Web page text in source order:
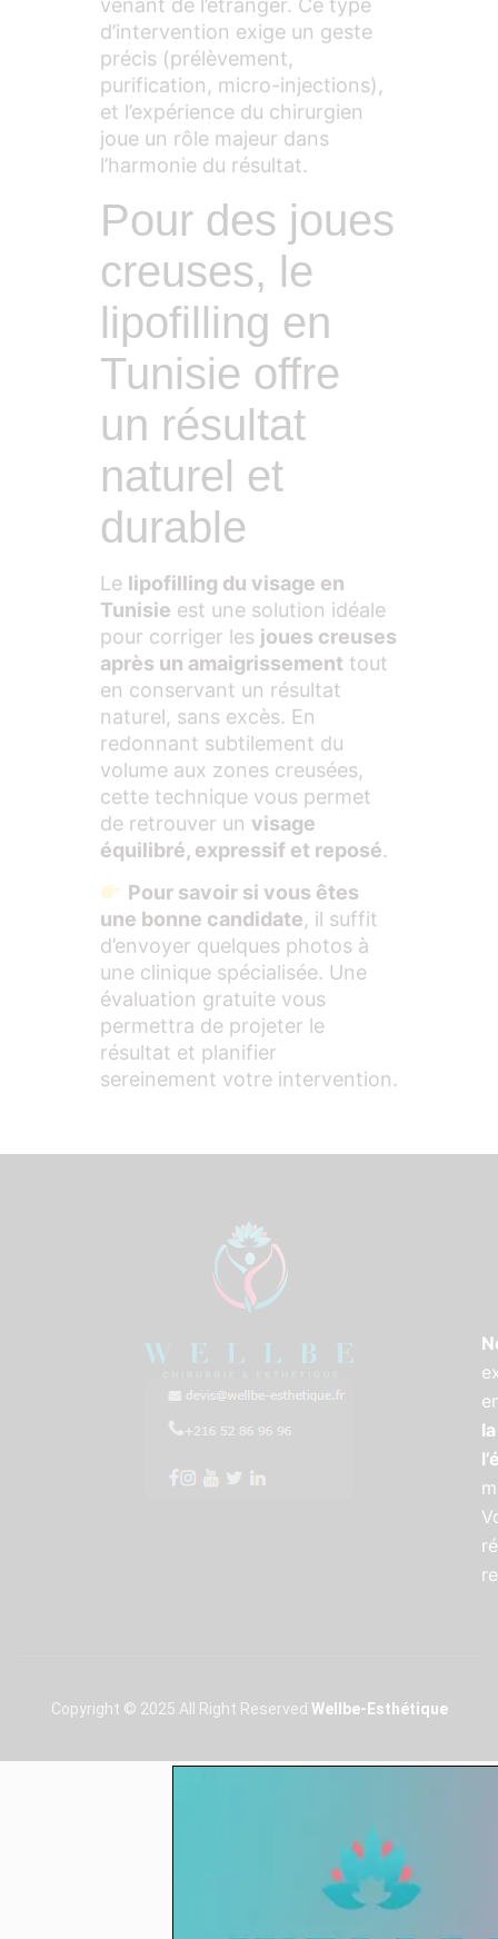
d’intervention exige un geste
précis (prélèvement,
purification, micro-injections),
et l’expérience du chirurgien
joue un rôle majeur dans
l’harmonie du résultat.
Pour des joues
creuses, le
lipofilling en
Tunisie offre
un résultat
naturel et
durable
Le lipofilling du visage en
Tunisie est une solution idéale
pour corriger les joues creuses
après un amaigrissement tout
en conservant un résultat
naturel, sans excès. En
redonnant subtilement du
volume aux zones creusées,
cette technique vous permet
de retrouver un visage
équilibré, expressif et reposé.
Pour savoir si vous êtes
une bonne candidate, il suffit
d’envoyer quelques photos à
une clinique spécialisée. Une
évaluation gratuite vous
permettra de projeter le
résultat et planifier
sereinement votre intervention.
Copyright © 2025 All Right Reserved Wellbe-Esthétique